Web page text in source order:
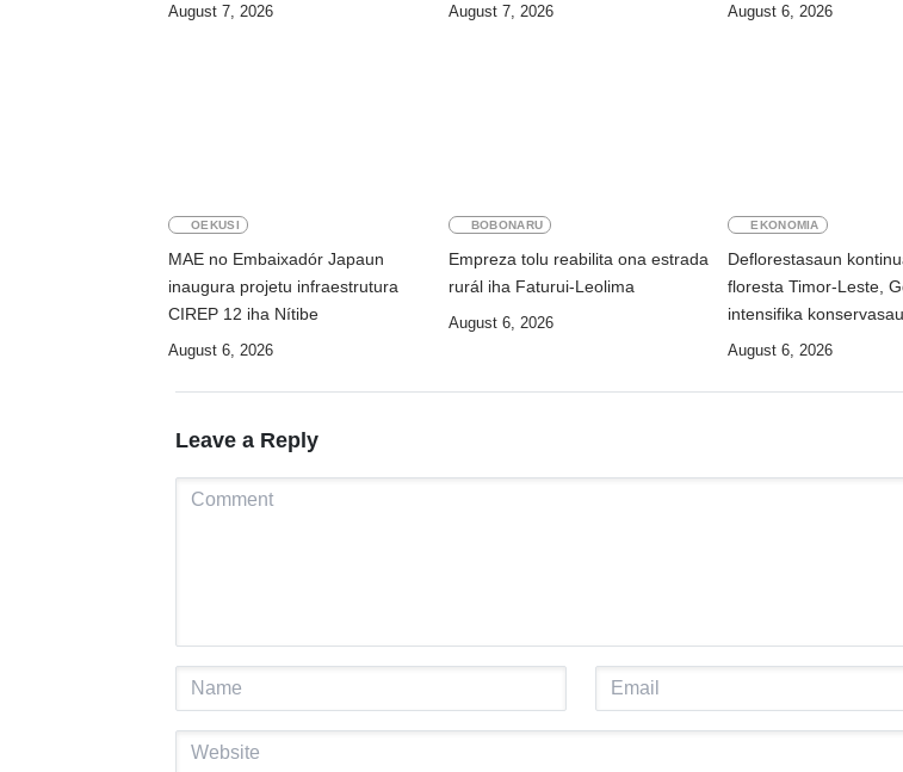
August 7, 2026 August 7, 2026 August 6, 2026
OEKUSI
MAE no Embaixadór Japaun
inaugura projetu infraestrutura
CIREP 12 iha Nítibe
August 6, 2026
BOBONARU
Empreza tolu reabilita ona estrada
rurál iha Faturui-Leolima
August 6, 2026
EKONOMIA
Deflorestasaun
floresta Timor-Leste,
intensifika
August 6, 2026
Leave a Reply